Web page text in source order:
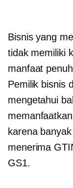
Bisnis yang
tidak memiliki
manfaat
Pemilik bisnis
mengetahui
karena
menerima
GS1.